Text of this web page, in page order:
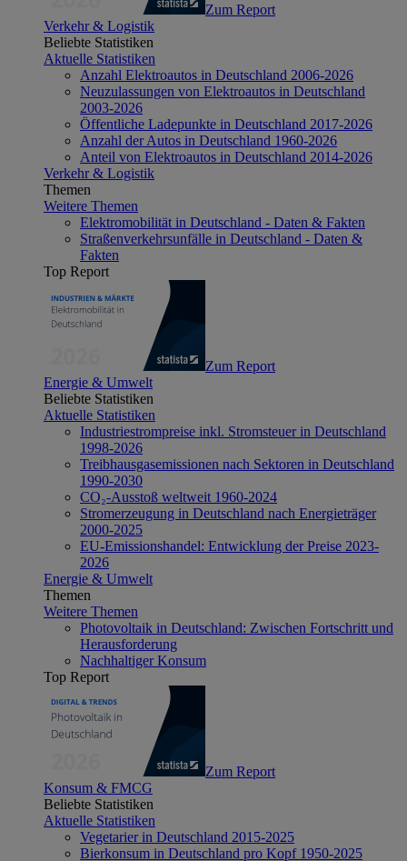
Zum Report
Verkehr & Logistik
Beliebte Statistiken
Aktuelle Statistiken
Anzahl Elektroautos in Deutschland 2006-2026
Neuzulassungen von Elektroautos in Deutschland
2003-2026
Öffentliche Ladepunkte in Deutschland 2017-2026
Anzahl der Autos in Deutschland 1960-2026
Anteil von Elektroautos in Deutschland 2014-2026
Verkehr & Logistik
Themen
Weitere Themen
Elektromobilität in Deutschland - Daten & Fakten
Straßenverkehrsunfälle in Deutschland - Daten &
Fakten
Top Report
Zum Report
Energie & Umwelt
Beliebte Statistiken
Aktuelle Statistiken
Industriestrompreise inkl. Stromsteuer in Deutschland
1998-2026
Treibhausgasemissionen nach Sektoren in Deutschland
1990-2030
CO₂-Ausstoß weltweit 1960-2024
Stromerzeugung in Deutschland nach Energieträger
2000-2025
EU-Emissionshandel: Entwicklung der Preise 2023-
2026
Energie & Umwelt
Themen
Weitere Themen
Photovoltaik in Deutschland: Zwischen Fortschritt und
Herausforderung
Nachhaltiger Konsum
Top Report
Zum Report
Konsum & FMCG
Beliebte Statistiken
Aktuelle Statistiken
Vegetarier in Deutschland 2015-2025
Bierkonsum in Deutschland pro Kopf 1950-2025